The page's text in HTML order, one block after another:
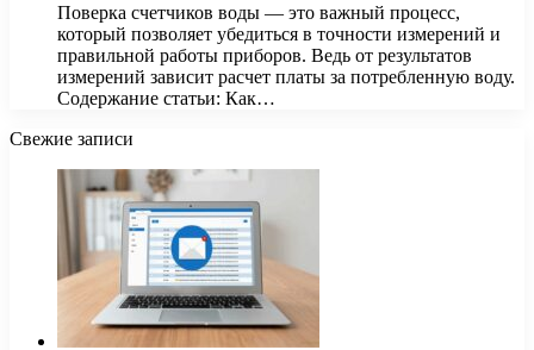
Поверка счетчиков воды — это важный процесс,
который позволяет убедиться в точности измерений и
правильной работы приборов. Ведь от результатов
измерений зависит расчет платы за потребленную воду.
Содержание статьи: Как…
Свежие записи